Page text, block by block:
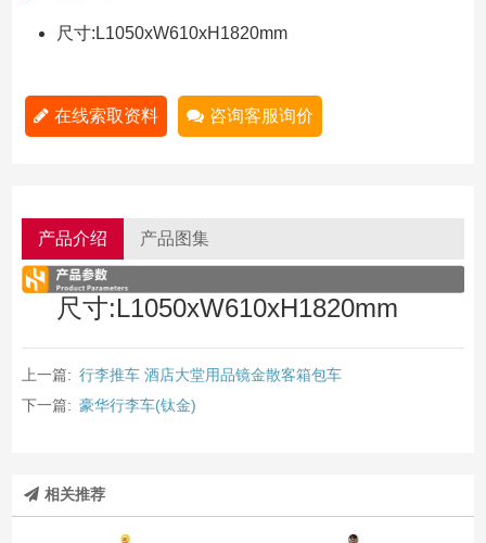
尺寸:L1050xW610xH1820mm
在线索取资料 咨询客服询价
产品介绍 产品图集
尺寸:L1050xW610xH1820mm
上一篇: 行李推车 酒店大堂用品镜金散客箱包车
下一篇: 豪华行李车(钛金)
相关推荐